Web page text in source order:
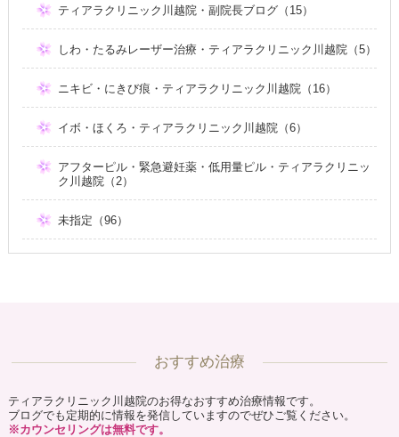
ティアラクリニック川越院・副院長ブログ（15）
しわ・たるみレーザー治療・ティアラクリニック川越院（5）
ニキビ・にきび痕・ティアラクリニック川越院（16）
イボ・ほくろ・ティアラクリニック川越院（6）
アフターピル・緊急避妊薬・低用量ピル・ティアラクリニッ
ク川越院（2）
未指定（96）
おすすめ治療
ティアラクリニック川越院のお得なおすすめ治療情報です。
ブログでも定期的に情報を発信していますのでぜひご覧ください。
※カウンセリングは無料です。